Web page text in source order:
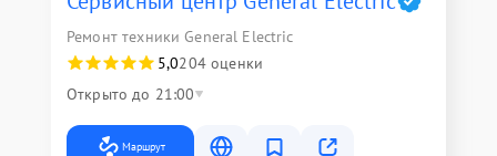
Ремонт техники General Electric
5,0204 оценки
Открыто до 21:00
Маршрут